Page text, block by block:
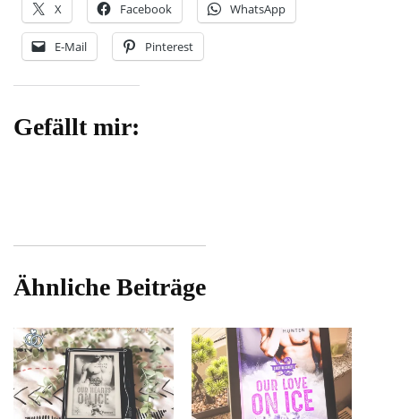
X Facebook WhatsApp
E-Mail Pinterest
Gefällt mir:
Ähnliche Beiträge